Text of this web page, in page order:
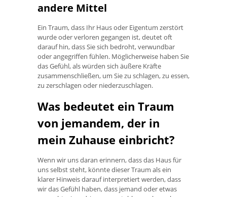
andere Mittel
Ein Traum, dass Ihr Haus oder Eigentum zerstört
wurde oder verloren gegangen ist, deutet oft
darauf hin, dass Sie sich bedroht, verwundbar
oder angegriffen fühlen. Möglicherweise haben Sie
das Gefühl, als würden sich äußere Kräfte
zusammenschließen, um Sie zu schlagen, zu essen,
zu zerschlagen oder niederzuschlagen.
Was bedeutet ein Traum
von jemandem, der in
mein Zuhause einbricht?
Wenn wir uns daran erinnern, dass das Haus für
uns selbst steht, könnte dieser Traum als ein
klarer Hinweis darauf interpretiert werden, dass
wir das Gefühl haben, dass jemand oder etwas